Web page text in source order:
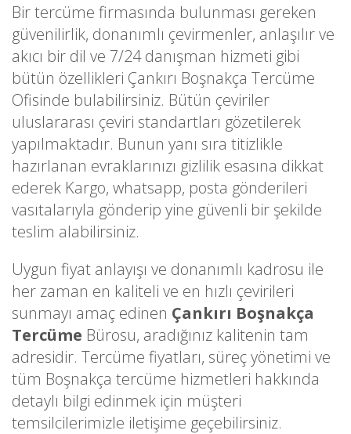
Bir tercüme firmasında bulunması gereken
güvenilirlik, donanımlı çevirmenler, anlaşılır ve
akıcı bir dil ve 7/24 danışman hizmeti gibi
bütün özellikleri Çankırı Boşnakça Tercüme
Ofisinde bulabilirsiniz. Bütün çeviriler
uluslararası çeviri standartları gözetilerek
yapılmaktadır. Bunun yanı sıra titizlikle
hazırlanan evraklarınızı gizlilik esasına dikkat
ederek Kargo, whatsapp, posta gönderileri
vasıtalarıyla gönderip yine güvenli bir şekilde
teslim alabilirsiniz.
Uygun fiyat anlayışı ve donanımlı kadrosu ile
her zaman en kaliteli ve en hızlı çevirileri
sunmayı amaç edinen Çankırı Boşnakça
Tercüme Bürosu, aradığınız kalitenin tam
adresidir. Tercüme fiyatları, süreç yönetimi ve
tüm Boşnakça tercüme hizmetleri hakkında
detaylı bilgi edinmek için müşteri
temsilcilerimizle iletişime geçebilirsiniz.